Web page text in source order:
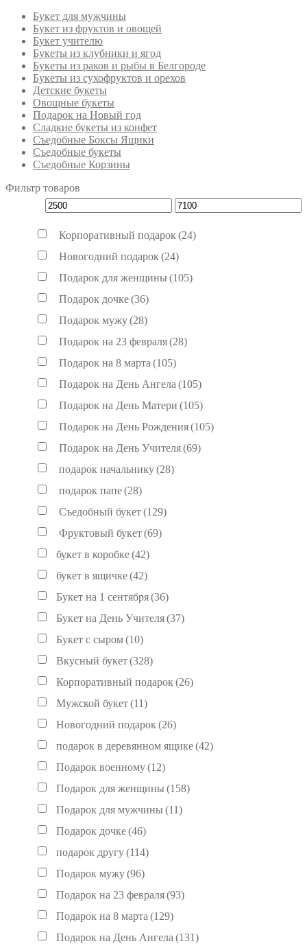
Букет для мужчины
Букет из фруктов и овощей
Букет учителю
Букеты из клубники и ягод
Букеты из раков и рыбы в Белгороде
Букеты из сухофруктов и орехов
Детские букеты
Овощные букеты
Подарок на Новый год
Сладкие букеты из конфет
Съедобные Боксы Ящики
Съедобные букеты
Съедобные Корзины
Фильтр товаров
Корпоративный подарок(24)
Новогодний подарок(24)
Подарок для женщины (105)
Подарок дочке(36)
Подарок мужу(28)
Подарок на 23 февраля(28)
Подарок на 8 марта(105)
Подарок на День Ангела(105)
Подарок на День Матери (105)
Подарок на День Рождения(105)
Подарок на День Учителя(69)
подарок начальнику(28)
подарок папе(28)
Съедобный букет(129)
Фруктовый букет(69)
букет в коробке(42)
букет в ящичке(42)
Букет на 1 сентября(36)
Букет на День Учителя(37)
Букет с сыром(10)
Вкусный букет(328)
Корпоративный подарок(26)
Мужской букет(11)
Новогодний подарок(26)
подарок в деревянном ящике(42)
Подарок военному(12)
Подарок для женщины (158)
Подарок для мужчины (11)
Подарок дочке(46)
подарок другу(114)
Подарок мужу(96)
Подарок на 23 февраля(93)
Подарок на 8 марта(129)
Подарок на День Ангела(131)